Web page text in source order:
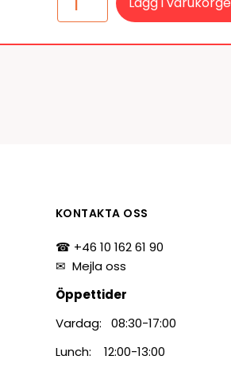
KONTAKTA OSS
☎ +46 10 162 61 90
✉ Mejla oss
Öppettider
Vardag: 08:30-17:00
Lunch: 12:00-13:00